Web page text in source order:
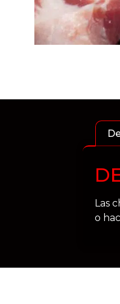
Las
o